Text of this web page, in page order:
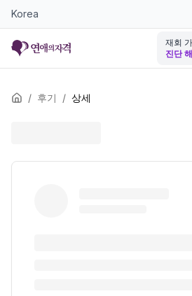
Korea
재회
진단
/ 후기 / 상세